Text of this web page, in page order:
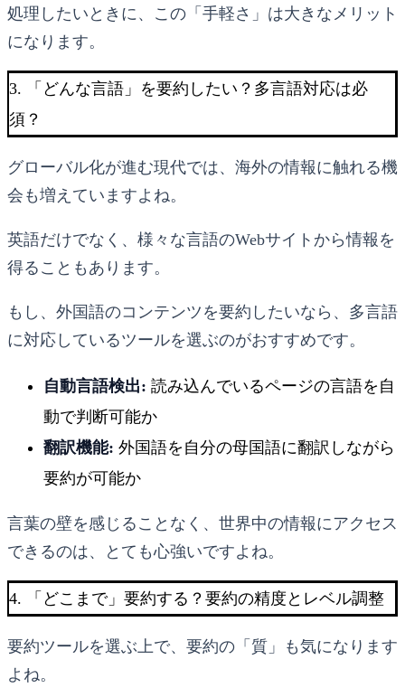
処理したいときに、この「手軽さ」は大きなメリット
になります。
3. 「どんな言語」を要約したい？多言語対応は必
須？
グローバル化が進む現代では、海外の情報に触れる機
会も増えていますよね。
英語だけでなく、様々な言語のWebサイトから情報を
得ることもあります。
もし、外国語のコンテンツを要約したいなら、多言語
に対応しているツールを選ぶのがおすすめです。
自動言語検出: 読み込んでいるページの言語を自
動で判断可能か
翻訳機能: 外国語を自分の母国語に翻訳しながら
要約が可能か
言葉の壁を感じることなく、世界中の情報にアクセス
できるのは、とても心強いですよね。
4. 「どこまで」要約する？要約の精度とレベル調整
要約ツールを選ぶ上で、要約の「質」も気になります
よね。